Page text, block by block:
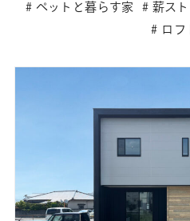
ペットと暮らす家
薪ス
ロフ